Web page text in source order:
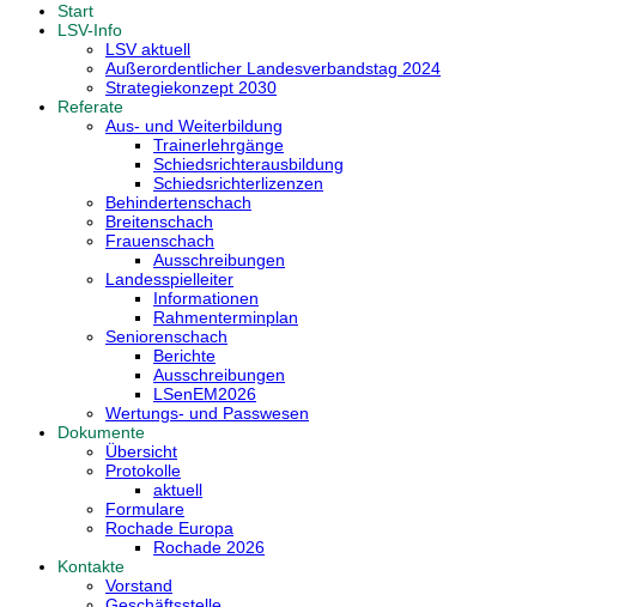
Start
LSV-Info
LSV aktuell
Außerordentlicher Landesverbandstag 2024
Strategiekonzept 2030
Referate
Aus- und Weiterbildung
Trainerlehrgänge
Schiedsrichterausbildung
Schiedsrichterlizenzen
Behindertenschach
Breitenschach
Frauenschach
Ausschreibungen
Landesspielleiter
Informationen
Rahmenterminplan
Seniorenschach
Berichte
Ausschreibungen
LSenEM2026
Wertungs- und Passwesen
Dokumente
Übersicht
Protokolle
aktuell
Formulare
Rochade Europa
Rochade 2026
Kontakte
Vorstand